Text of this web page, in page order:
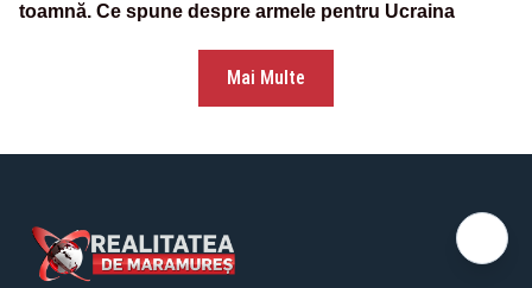
toamnă. Ce spune despre armele pentru Ucraina
Mai Multe